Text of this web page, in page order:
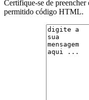
Certifique-se de
permitido código HTML.